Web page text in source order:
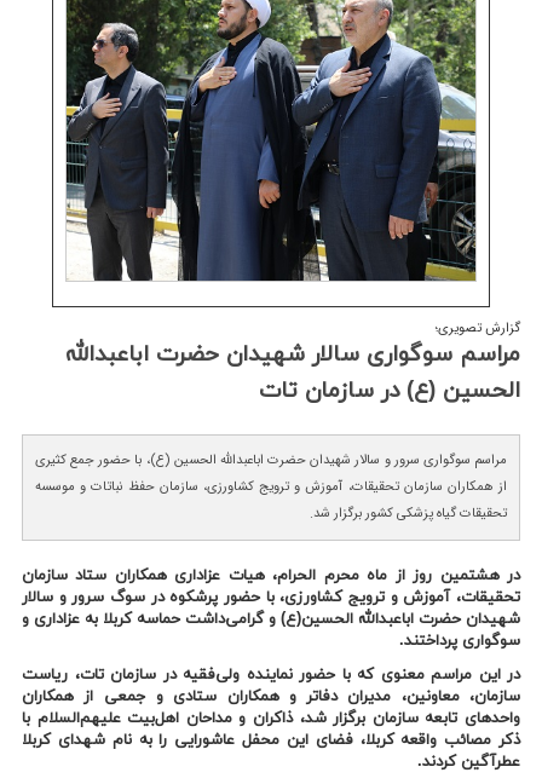
گزارش تصویری؛
مراسم سوگواری سالار شهیدان حضرت اباعبدالله
الحسین (ع) در سازمان تات
مراسم سوگواری سرور و سالار شهیدان حضرت اباعبدالله الحسین (ع)، با حضور جمع کثیری
از همکاران سازمان تحقیقات، آموزش و ترویج کشاورزی، سازمان حفظ نباتات و موسسه
تحقیقات گیاه پزشکی کشور برگزار شد.
در هشتمین روز از ماه محرم الحرام، هیات عزاداری همکاران ستاد سازمان
تحقیقات، آموزش و ترویج کشاورزی، با حضور پرشکوه در سوگ سرور و سالار
شهیدان حضرت اباعبدالله الحسین(ع) و گرامی‌داشت حماسه کربلا به عزاداری و
سوگواری پرداختند.
در این مراسم معنوی که با حضور نماینده ولی‌فقیه در سازمان تات، ریاست
سازمان، معاونین، مدیران دفاتر و همکاران ستادی و جمعی از همکاران
واحدهای تابعه سازمان برگزار شد، ذاکران و مداحان اهل‌بیت علیهم‌السلام با
ذکر مصائب واقعه کربلا، فضای این محفل عاشورایی را به نام شهدای کربلا
عطرآگین کردند.